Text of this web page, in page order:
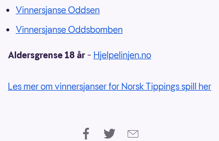
Vinnersjanse Oddsen
Vinnersjanse Oddsbomben
Aldersgrense 18 år – Hjelpelinjen.no
Les mer om vinnersjanser for Norsk Tippings spill her